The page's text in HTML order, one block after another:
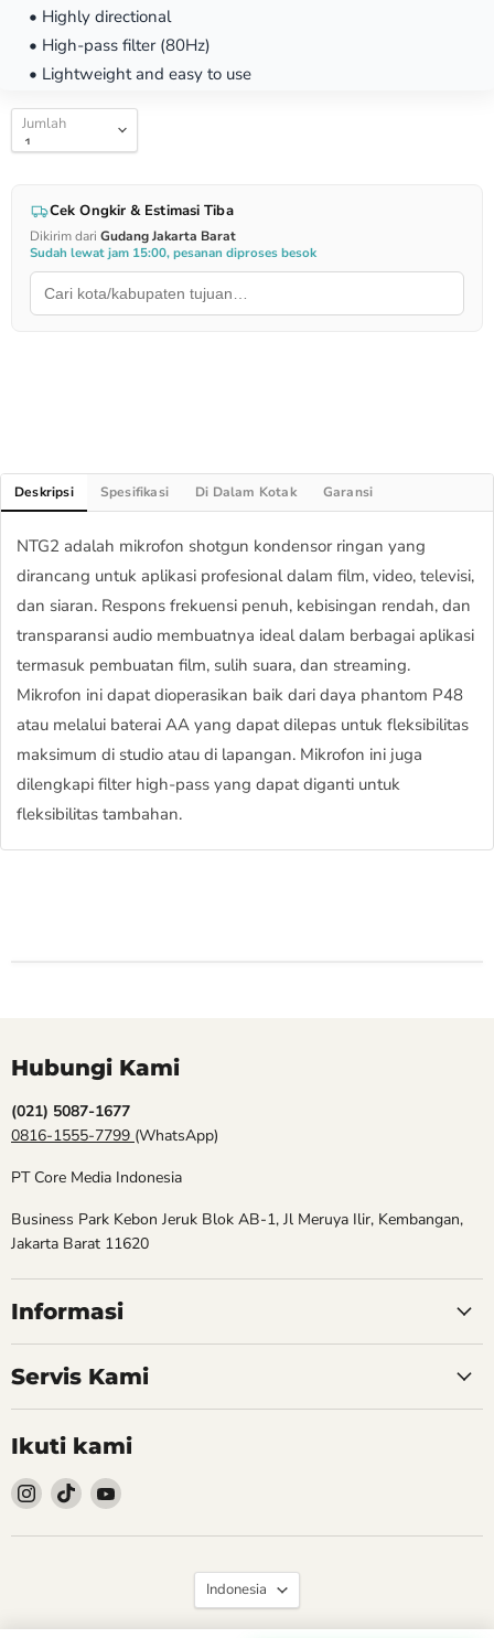
• Highly directional
• High-pass filter (80Hz)
• Lightweight and easy to use
Jumlah
Cek Ongkir & Estimasi Tiba
Dikirim dari Gudang Jakarta Barat
Sudah lewat jam 15:00, pesanan diproses besok
Deskripsi Spesifikasi Di Dalam Kotak Garansi
NTG2 adalah mikrofon shotgun kondensor ringan yang
dirancang untuk aplikasi profesional dalam film, video, televisi,
dan siaran. Respons frekuensi penuh, kebisingan rendah, dan
transparansi audio membuatnya ideal dalam berbagai aplikasi
termasuk pembuatan film, sulih suara, dan streaming.
Mikrofon ini dapat dioperasikan baik dari daya phantom P48
atau melalui baterai AA yang dapat dilepas untuk fleksibilitas
maksimum di studio atau di lapangan. Mikrofon ini juga
dilengkapi filter high-pass yang dapat diganti untuk
fleksibilitas tambahan.
Hubungi Kami
(021) 5087-1677
0816-1555-7799 (WhatsApp)
PT Core Media Indonesia
Business Park Kebon Jeruk Blok AB-1, Jl Meruya Ilir, Kembangan,
Jakarta Barat 11620
Informasi
Servis Kami
Ikuti kami
Follow
kami
Instagram
Follow
kami
TikTok
Follow
YouTube
Bahasa
Indonesia